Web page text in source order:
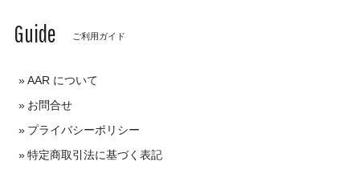
Guide ご利用ガイド
AAR について
お問合せ
プライバシーポリシー
特定商取引法に基づく表記